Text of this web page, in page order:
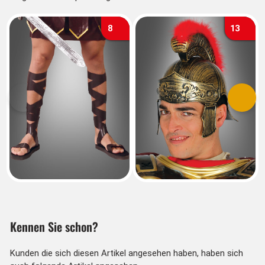
8 13
Vorherige
Kennen Sie schon?
Kunden die sich diesen Artikel angesehen haben, haben sich